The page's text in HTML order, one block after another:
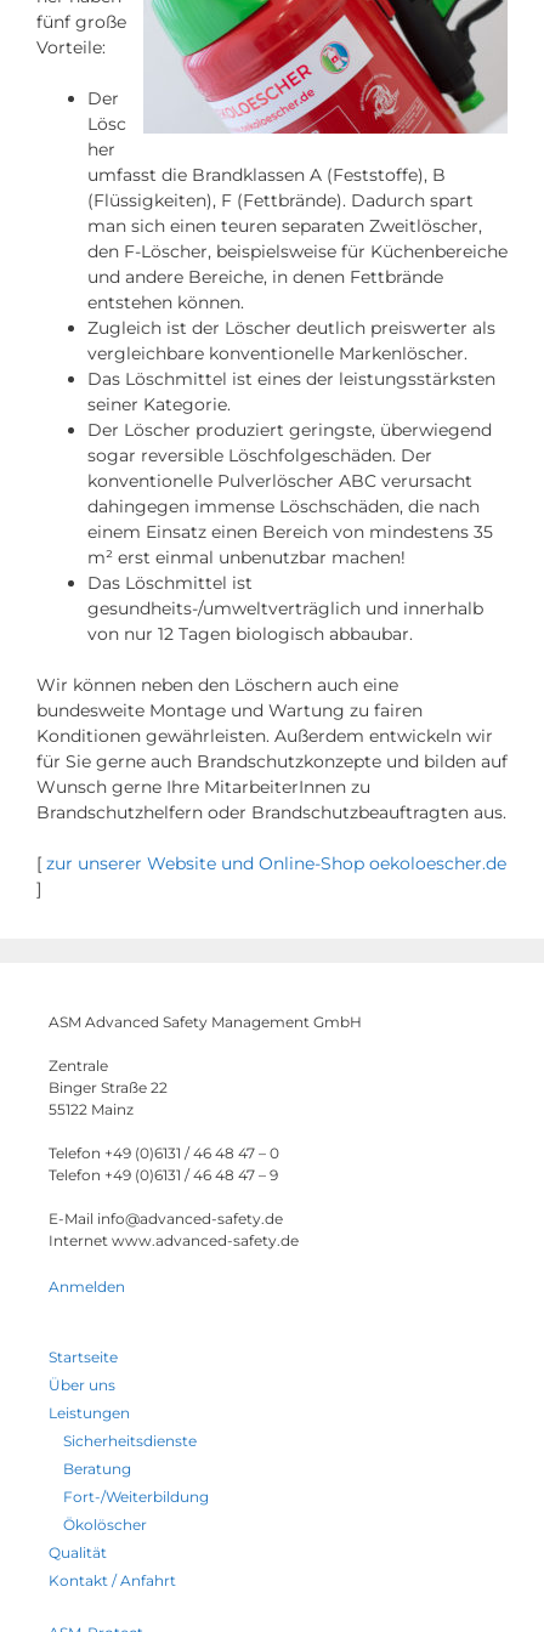
fünf große
Vorteile:
Der
Lösc
her
umfasst die Brandklassen A (Feststoffe), B
(Flüssigkeiten), F (Fettbrände). Dadurch spart
man sich einen teuren separaten Zweitlöscher,
den F-Löscher, beispielsweise für Küchenbereiche
und andere Bereiche, in denen Fettbrände
entstehen können.
Zugleich ist der Löscher deutlich preiswerter als
vergleichbare konventionelle Markenlöscher.
Das Löschmittel ist eines der leistungsstärksten
seiner Kategorie.
Der Löscher produziert geringste, überwiegend
sogar reversible Löschfolgeschäden. Der
konventionelle Pulverlöscher ABC verursacht
dahingegen immense Löschschäden, die nach
einem Einsatz einen Bereich von mindestens 35
m² erst einmal unbenutzbar machen!
Das Löschmittel ist
gesundheits-/umweltverträglich und innerhalb
von nur 12 Tagen biologisch abbaubar.
Wir können neben den Löschern auch eine
bundesweite Montage und Wartung zu fairen
Konditionen gewährleisten. Außerdem entwickeln wir
für Sie gerne auch Brandschutzkonzepte und bilden auf
Wunsch gerne Ihre MitarbeiterInnen zu
Brandschutzhelfern oder Brandschutzbeauftragten aus.
[ zur unserer Website und Online-Shop oekoloescher.de
]
ASM Advanced Safety Management GmbH
Zentrale
Binger Straße 22
55122 Mainz
Telefon +49 (0)6131 / 46 48 47 – 0
Telefon +49 (0)6131 / 46 48 47 – 9
E-Mail info@advanced-safety.de
Internet www.advanced-safety.de
Anmelden
Startseite
Über uns
Leistungen
Sicherheitsdienste
Beratung
Fort-/Weiterbildung
Ökolöscher
Qualität
Kontakt / Anfahrt